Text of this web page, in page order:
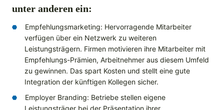
unter anderen ein:
Empfehlungsmarketing: Hervorragende Mitarbeiter
verfügen über ein Netzwerk zu weiteren
Leistungsträgern. Firmen motivieren ihre Mitarbeiter mit
Empfehlungs-Prämien, Arbeitnehmer aus diesem Umfeld
zu gewinnen. Das spart Kosten und stellt eine gute
Integration der künftigen Kollegen sicher.
Employer Branding: Betriebe stellen eigene